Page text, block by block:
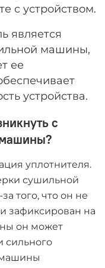
с устройством.
является
машины,
ее
устройства.
с
уплотнителя.
сушильной
того, что он не
зафиксирован на
он может
сильного
машины